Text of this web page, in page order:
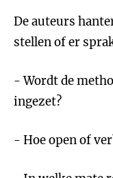
De auteurs
stellen of er
- Wordt de
ingezet?
- Hoe open of